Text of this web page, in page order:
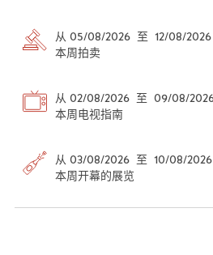
从 05/08/2026 至 12/08/2026
本周拍卖
从 02/08/2026 至 09/08/
本周电视指南
从 03/08/2026 至 10/08/2026
本周开幕的展览